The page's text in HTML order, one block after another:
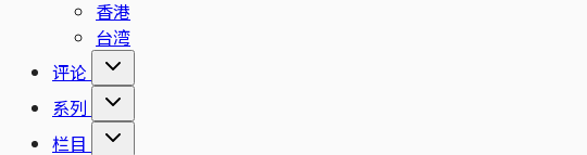
香港
台湾
评论
系列
栏目